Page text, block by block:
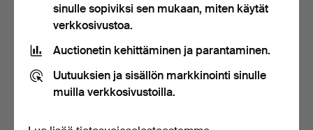
PALKINOPOKALIN hopea,
PALKINNOKUPPI
sinulle sopiviksi sen mukaan, miten käytät
verkkosivustoa.
Auctionetin kehittäminen ja parantaminen.
Uutuuksien ja sisällön markkinointi sinulle
muilla verkkosivustoilla.